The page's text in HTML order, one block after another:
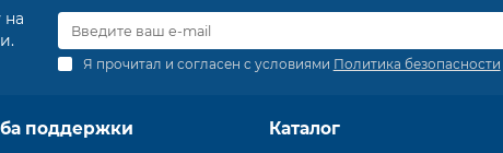
на
Я прочитал и согласен с условиями Политика безопасности
поддержки Каталог